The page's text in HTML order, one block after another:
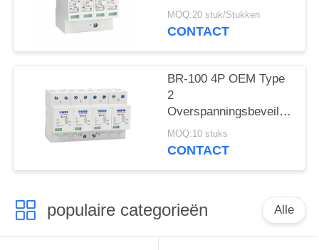
Overspanningsarrestor
bliksemarrestor
SPD AC DC
Overspanningsbescherming
spd
MOQ:20 stuk/Stukken
CONTACT
BR-100 4P OEM Type
2
Overspanningsbeveiliging
385v
overspanningsbeveiliging
MOQ:10 stuks
CONTACT
populaire categorieën Alle